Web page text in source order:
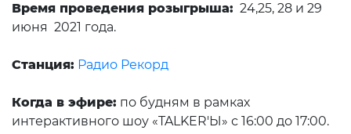
Время проведения розыгрыша: 24,25, 28 и 29
июня 2021 года.
Станция: Радио Рекорд
Когда в эфире: по будням в рамках
интерактивного шоу «TALKER'Ы» с 16:00 до 17:00.